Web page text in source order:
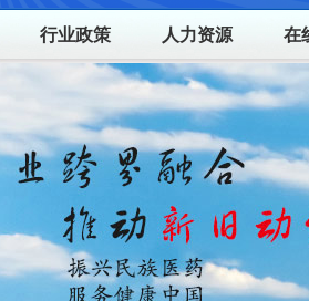
行业政策 人力资源 在